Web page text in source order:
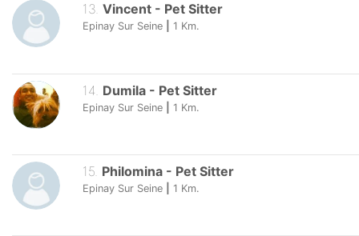
13. Vincent - Pet Sitter
Epinay Sur Seine 1 Km.
14 Dumila - Pet Sitter
Epinay Sur Seine 1 Km.
15 Philomina - Pet Sitter
Epinay Sur Seine 1 Km.